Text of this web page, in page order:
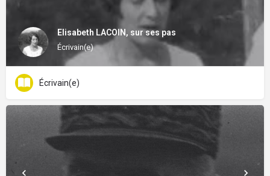
Elisabeth LACOIN, sur ses pas
Écrivain(e)
Écrivain(e)